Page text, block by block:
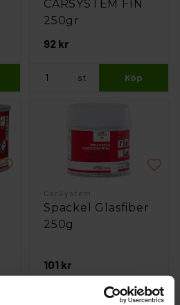
CARSYSTEM FIN
250gr
92 kr
st Köp
CarSystem
Spackel Glasfiber
250g
101 kr
Köp